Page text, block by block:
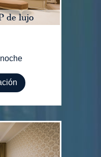
de lujo